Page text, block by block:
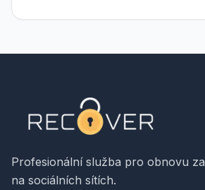
Profesionální služba pro obnovu
na sociálních sítích.